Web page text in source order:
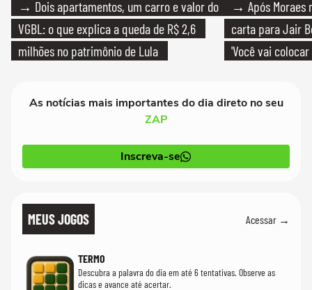
→ Dois apartamentos, um carro e valor do
VGBL: o que explica a queda de R$ 2,6
milhões no patrimônio de Lula
→ Após Moraes
carta para Jair
'Você vai
As notícias mais importantes do dia direto no seu
ZAP
Inscreva-se
MEUS JOGOS Acessar →
TERMO
Descubra a palavra do dia em até 6 tentativas. Observe as
dicas e avance até acertar.